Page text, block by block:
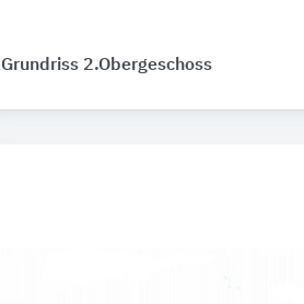
Grundriss 2.Obergeschoss